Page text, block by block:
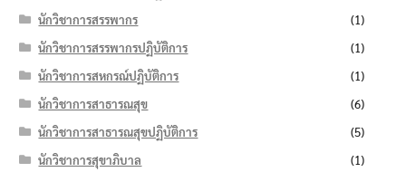
นักวิชาการสรรพากร
(1)
นักวิชาการสรรพากรปฏิบัติการ
(1)
นักวิชาการสหกรณ์ปฏิบัติการ
(1)
นักวิชาการสาธารณสุข
(6)
นักวิชาการสาธารณสุขปฏิบัติการ
(5)
นักวิชาการสุขาภิบาล
(1)